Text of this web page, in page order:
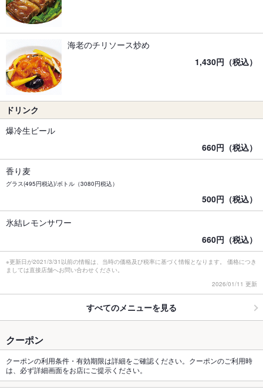
海老のチリソース炒め
1,430円（税込）
ドリンク
爆冷生ビール
660円（税込）
香り麦
グラス(495円税込)/ボトル（3080円税込）
500円（税込）
氷結レモンサワー
660円（税込）
※更新日が2021/3/31以前の情報は、当時の価格及び税率に基づく情報となります。 価格につき
ましては直接店舗へお問い合わせください。
2026/01/11 更新
すべてのメニューを見る
クーポン
クーポンの利用条件・有効期限は詳細をご確認ください。クーポンのご利用時
は、必ず詳細画面をお店にご提示ください。